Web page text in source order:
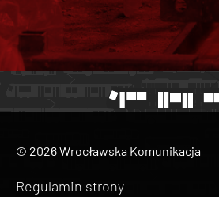
© 2026 Wrocławska Komunikacja
Regulamin strony